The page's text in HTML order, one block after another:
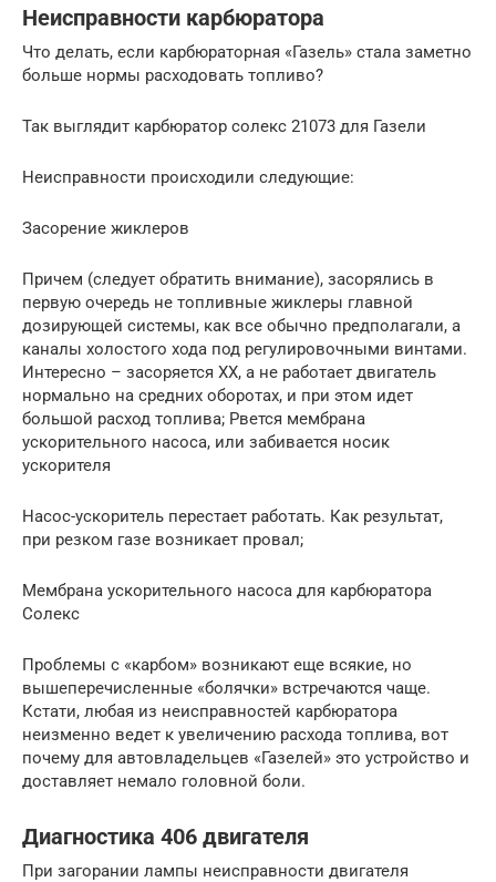
Неисправности карбюратора
Что делать, если карбюраторная «Газель» стала заметно
больше нормы расходовать топливо?
Так выглядит карбюратор солекс 21073 для Газели
Неисправности происходили следующие:
Засорение жиклеров
Причем (следует обратить внимание), засорялись в
первую очередь не топливные жиклеры главной
дозирующей системы, как все обычно предполагали, а
каналы холостого хода под регулировочными винтами.
Интересно – засоряется ХХ, а не работает двигатель
нормально на средних оборотах, и при этом идет
большой расход топлива; Рвется мембрана
ускорительного насоса, или забивается носик
ускорителя
Насос-ускоритель перестает работать. Как результат,
при резком газе возникает провал;
Мембрана ускорительного насоса для карбюратора
Солекс
Проблемы с «карбом» возникают еще всякие, но
вышеперечисленные «болячки» встречаются чаще.
Кстати, любая из неисправностей карбюратора
неизменно ведет к увеличению расхода топлива, вот
почему для автовладельцев «Газелей» это устройство и
доставляет немало головной боли.
Диагностика 406 двигателя
При загорании лампы неисправности двигателя